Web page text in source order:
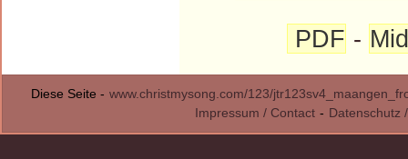
PDF -
Diese Seite - www.christmysong.com/123/
Impressum / Contact - Datenschutz